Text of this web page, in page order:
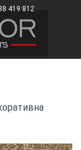
419 812